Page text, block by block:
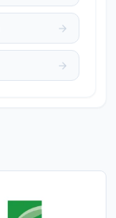
arrow_forward
arrow_forward